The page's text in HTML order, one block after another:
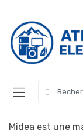
navigation
content
for:
Midea est une